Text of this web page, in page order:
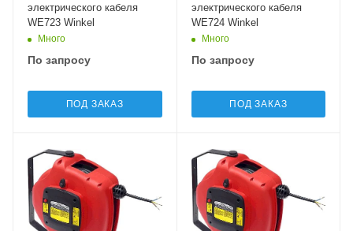
электрического кабеля
WE723 Winkel
Много
По запросу
ПОД ЗАКАЗ
электрического кабеля
WE724 Winkel
Много
По запросу
ПОД ЗАКАЗ